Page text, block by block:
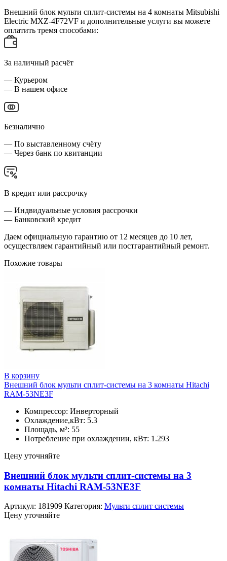
Внешний блок мульти сплит-системы на 4 комнаты Mitsubishi
Electric MXZ-4F72VF и дополнительные услуги вы можете
оплатить тремя способами:
За наличный расчёт
— Курьером
— В нашем офисе
Безналично
— По выставленному счёту
— Через банк по квитанции
В кредит или рассрочку
— Индвидуальные условия рассрочки
— Банковский кредит
Даем официальную гарантию от 12 месяцев до 10 лет,
осуществляем гарантийный или постгарантийный ремонт.
Похожие товары
В корзину
Внешний блок мульти сплит-системы на 3 комнаты Hitachi
RAM-53NE3F
Компрессор: Инверторный
Охлаждение,кВт: 5.3
Площадь, м²: 55
Потребление при охлаждении, кВт: 1.293
Цену уточняйте
Внешний блок мульти сплит-системы на 3
комнаты Hitachi RAM-53NE3F
Артикул: 181909 Категория: Мульти сплит системы
Цену уточняйте